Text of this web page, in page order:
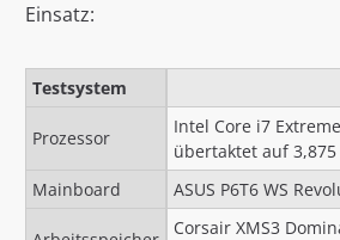
Einsatz:
Testsystem
Prozessor
Intel Core i7
übertaktet auf 3,875
Mainboard
ASUS P6T6 WS
Corsair XMS3